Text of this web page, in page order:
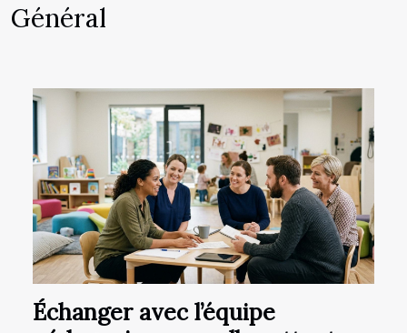
Général
Échanger avec l’équipe